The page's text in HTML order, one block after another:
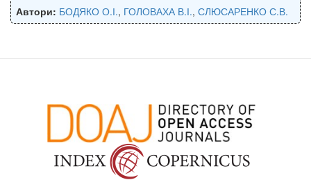
Автори: БОДЯКО О.І., ГОЛОВАХА В.І., СЛЮСАРЕНКО С.В.